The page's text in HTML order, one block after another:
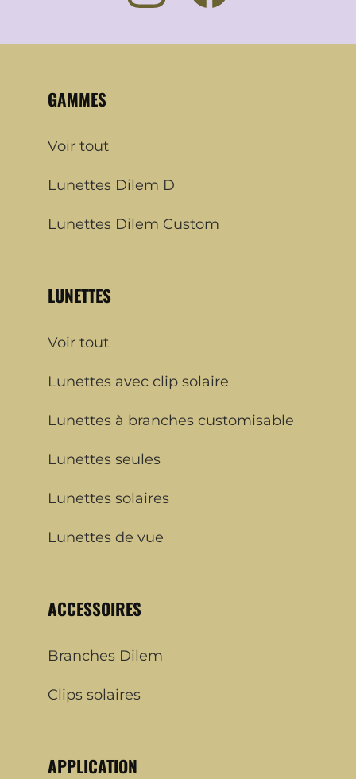
GAMMES
Voir tout
Lunettes Dilem D
Lunettes Dilem Custom
LUNETTES
Voir tout
Lunettes avec clip solaire
Lunettes à branches customisable
Lunettes seules
Lunettes solaires
Lunettes de vue
ACCESSOIRES
Branches Dilem
Clips solaires
APPLICATION